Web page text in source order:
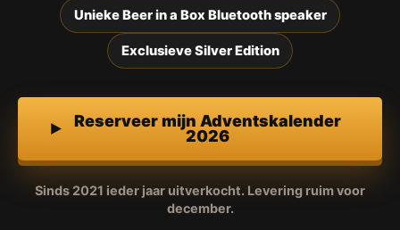
Unieke Beer in a Box Bluetooth speaker
Exclusieve Silver Edition
Reserveer mijn Adventskalender
2026
Sinds 2021 ieder jaar uitverkocht. Levering ruim voor
december.